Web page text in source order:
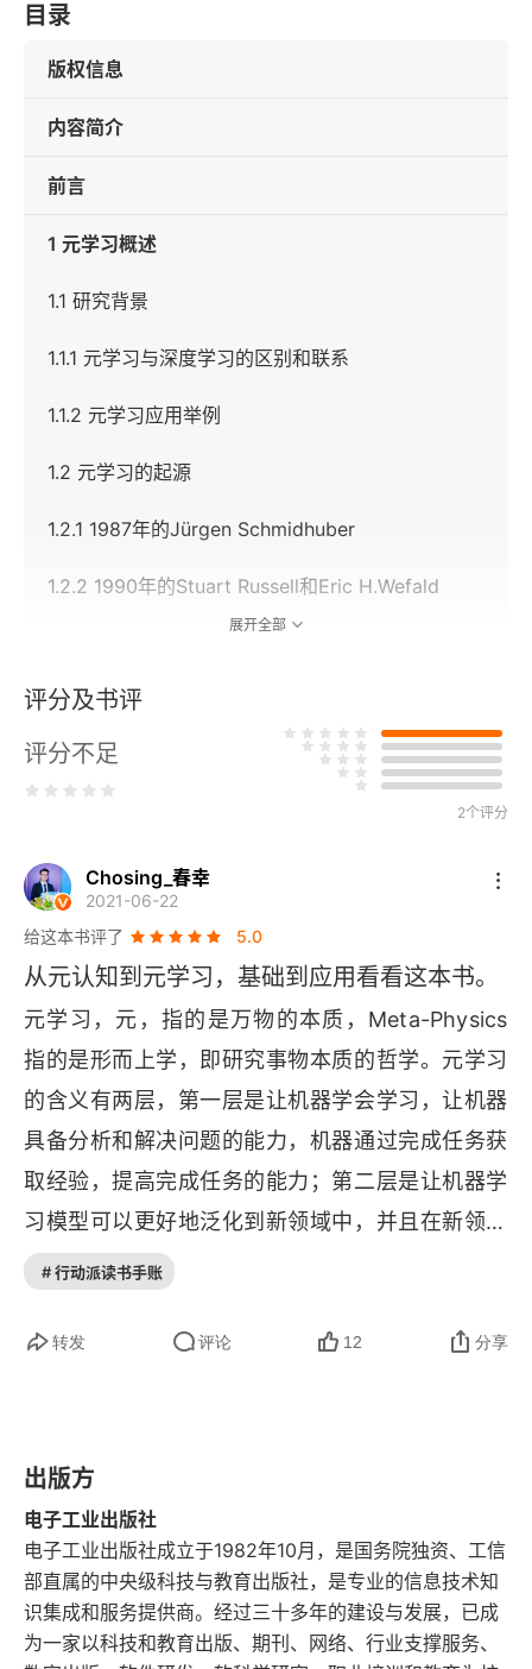
目录
版权信息
内容简介
前言
1 元学习概述
1.1 研究背景
1.1.1 元学习与深度学习的区别和联系
1.1.2 元学习应用举例
1.2 元学习的起源
1.2.1 1987年的Jürgen Schmidhuber
1.2.2 1990年的Stuart Russell和Eric H.Wefald
1.3.1 1997年的长短期记忆网络LSTM
1.3.2 2001年的LSTM元学习系统
1.3.4 2019年基于LSTM的元学习器
1.3.5 2019年基于高效基础学习器的元学习
2 元学习框架
2.1 元学习研究常用数据集
2.2 定义任务
2.2.1 元学习任务的定义
2.2.2 元强化学习任务的定义
2.2.3 任务分解
2.3 元学习训练框架
2.4.3 基础学习器和元学习器适应法
2.4.4 贝叶斯元学习适应法
展开全部
评分及书评
评分不足
2个评分
Chosing_春幸
2021-06-22
给这本书评了
5.0
从元认知到元学习，基础到应用看看这本书。
元学习，元，指的是万物的本质， Meta-
指的是形而上学，即研究事物本质的哲学。元学习
的含义有两层，第一层是让机器学会学习，让机器
具备分析和解决问题的能力，机器通过完成任务获
取经验，提高完成任务的能力；第二层是让机器学
习模型可以更好地泛化到新领域中，并且在新领域
中创新、综合，从而完成差异很大的新任务。元学
型；（2）综合分析所有任务，并且指导基础层模
表知识层级中更加本质和普适的知识，能推广到新
任务。基础层和元层表示任务包含的知识层级，基
础层表示任务特性的知识，元层表示任务共性的知
识。元认知是探索人类学习和认知方式的研究，人
类将不同来源的信息进行综合，找到共同点和不同
# 行动派读书手账
转发 评论 12 分享
出版方
电子工业出版社
电子工业出版社成立于1982年10月，是国务院独资、工信
部直属的中央级科技与教育出版社，是专业的信息技术知
识集成和服务提供商。经过三十多年的建设与发展，已成
为一家以科技和教育出版、期刊、网络、行业支撑服务、